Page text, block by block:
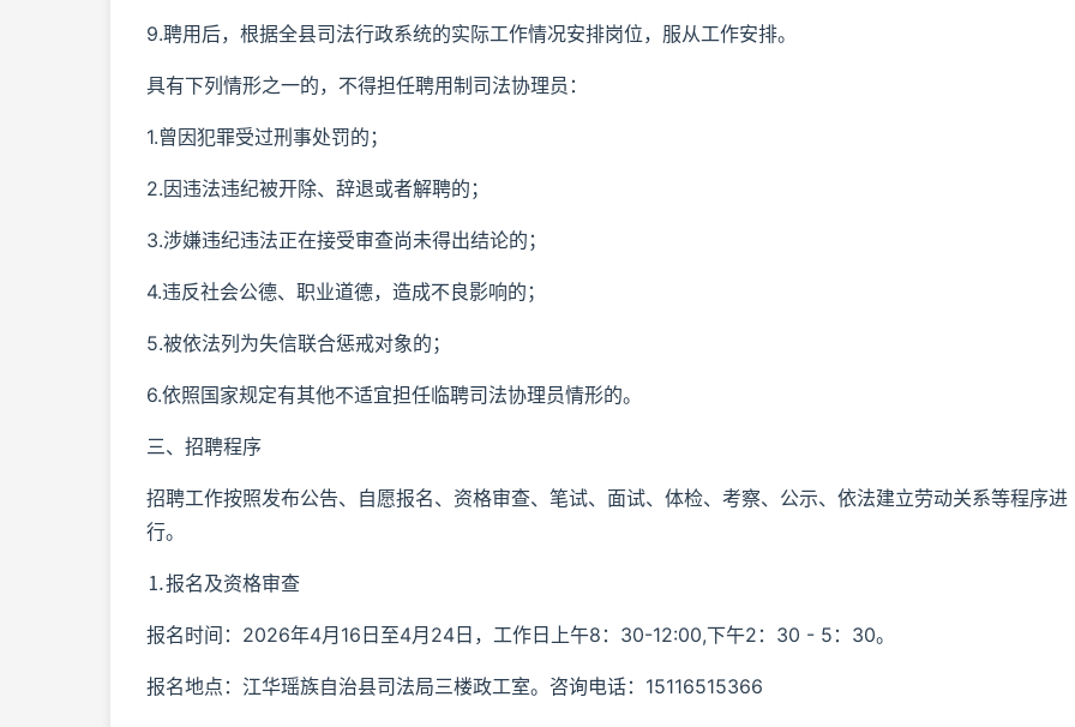
9.聘用后，根据全县司法行政系统的实际工作情况安排岗位，服从工作安排。
具有下列情形之一的，不得担任聘用制司法协理员：
1.曾因犯罪受过刑事处罚的；
2.因违法违纪被开除、辞退或者解聘的；
3.涉嫌违纪违法正在接受审查尚未得出结论的；
4.违反社会公德、职业道德，造成不良影响的；
5.被依法列为失信联合惩戒对象的；
6.依照国家规定有其他不适宜担任临聘司法协理员情形的。
三、招聘程序
招聘工作按照发布公告、自愿报名、资格审查、笔试、面试、体检、考察、公示、依法建立劳动关系等程序进
行。
⒈报名及资格审查
报名时间：2026年4月16日至4月24日，工作日上午8：30-12:00,下午2：30 - 5：30。
报名地点：江华瑶族自治县司法局三楼政工室。咨询电话：15116515366